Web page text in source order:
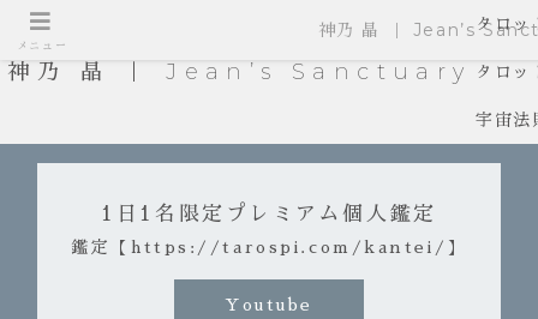
神乃 晶 ｜ Jean’s Sanctuary
タロッ
タロッ
宇宙法
1日1名限定プレミアム個人鑑定
鑑定【https://tarospi.com/kantei/】
Youtube
メニュー
神乃 晶 ｜ Jean’s